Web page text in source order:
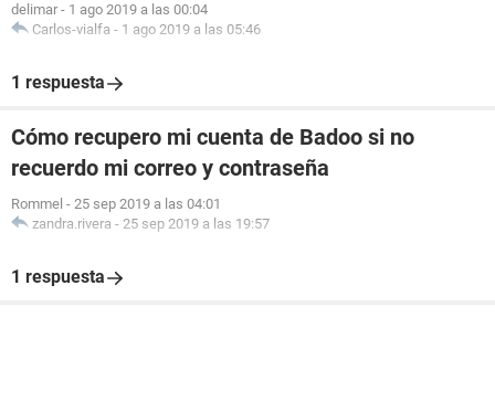
delimar - 1 ago 2019 a las 00:04
Carlos-vialfa - 1 ago 2019 a las 05:46
1 respuesta
Cómo recupero mi cuenta de Badoo si no
recuerdo mi correo y contraseña
Rommel - 25 sep 2019 a las 04:01
zandra.rivera - 25 sep 2019 a las 19:57
1 respuesta